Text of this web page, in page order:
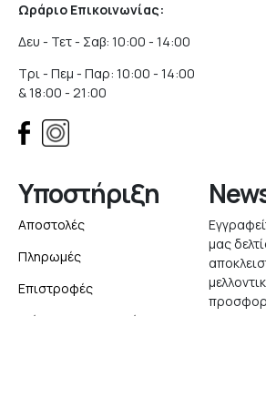
Ωράριο Επικοινωνίας:
Δευ - Τετ - Σαβ: 10:00 - 14:00
Τρι - Πεμ - Παρ: 10:00 - 14:00
& 18:00 - 21:00
Υποστήριξη
Αποστολές
Πληρωμές
Επιστροφές
Δείτε την Παραγγελία σας
μας